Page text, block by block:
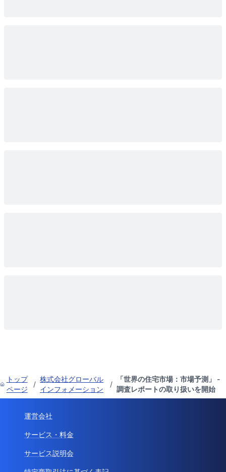
トップ
ページ
/
株式会社グローバル
インフォメーション
/
「世界の住宅市場：市場予測」 -
調査レポートの取り扱いを開始
運営会社
サービス・料金
サービス説明会